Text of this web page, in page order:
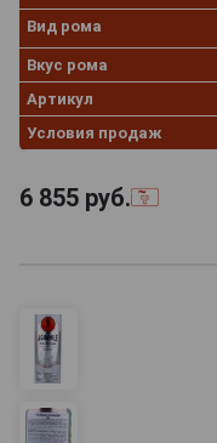
Вид рома
Вкус рома
Артикул
Условия продаж
6 855 руб.